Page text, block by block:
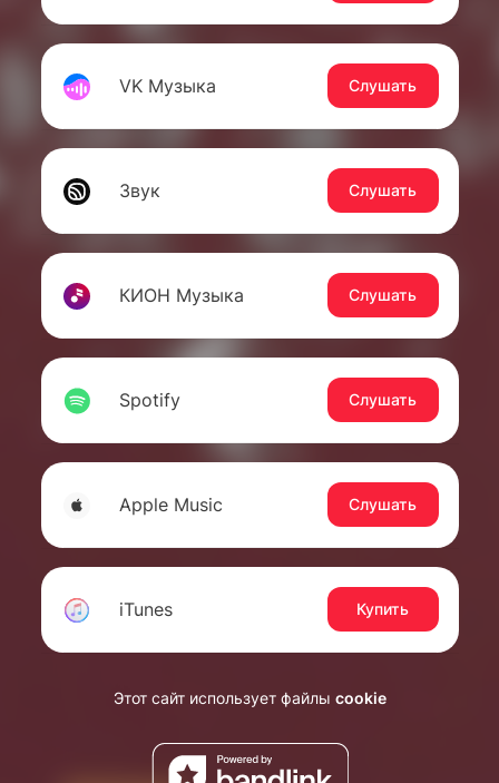
VK Музыка Слушать
Звук Слушать
КИОН Музыка Слушать
Spotify Слушать
Apple Music Слушать
iTunes Купить
Этот сайт использует файлы cookie